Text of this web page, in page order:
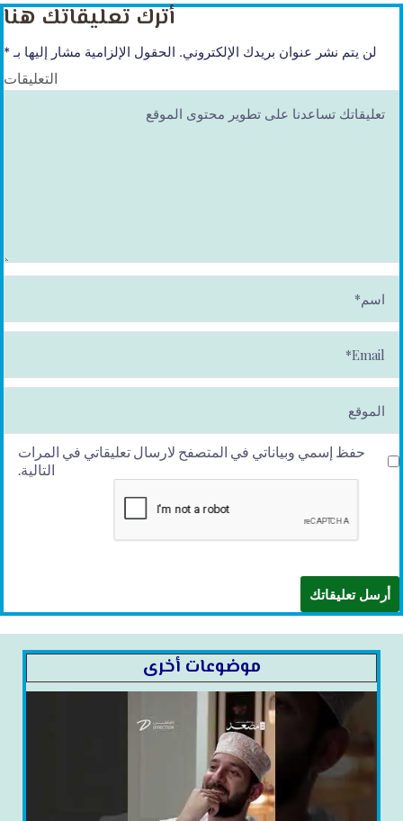
أترك تعليقاتك هنا
لن يتم نشر عنوان بريدك الإلكتروني. الحقول الإلزامية مشار إليها بـ*
التعليقات
م
*
ai
l*
حفظ إسمي وبياناتي في المتصفح لارسال تعليقاتي في المرات
التالية.
موضوعات أخرى